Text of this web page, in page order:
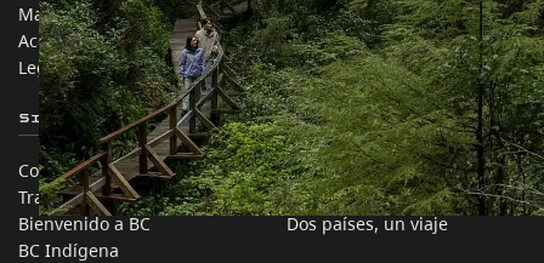
Mapa del sitio
Acerca de
Legal y Políticas
Medios
Corporativo
简体中文 – China
Sitios de Socios
Comercio e Inversión BC
Trabaja en BC
Bienvenido a BC
BC Indígena
En este sitio
Ideas de viaje
Consejos Prácticos
Dos países, un viaje